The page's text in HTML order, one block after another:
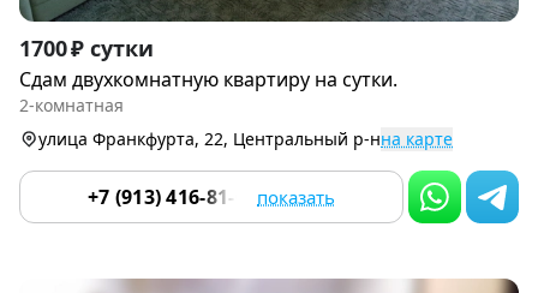
Item
1
of
1700 ₽ сутки
Сдам двухкомнатную квартиру на сутки.
2-комнатная
улица Франкфурта, 22, Центральный р-нна карте
+7 (913) 416-81-07 показать